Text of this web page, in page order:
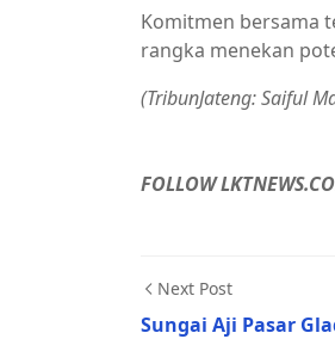
Komitmen bersama
rangka menekan
(TribunJateng: Saiful
FOLLOW
Next Post
Sungai Aji Pasar